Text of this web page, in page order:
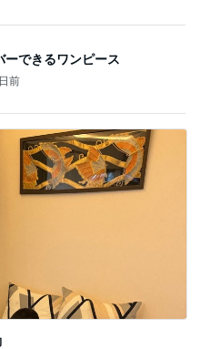
ーできるワンピース
前